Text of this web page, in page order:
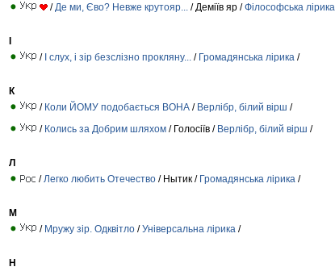
/ Де ми, Єво? Невже крутояр... / Деміїв яр /Філософська лірика
І
/ І слух, і зір безслізно прокляну... / Громадянська лірика /
К
/ Коли ЙОМУ подобається ВОНА / Верлібр, білий вірш /
/ Колись за Добрим шляхом / Голосіїв / Верлібр, білий вірш /
Л
/ Легко любить Отечество / Нытик / Громадянська лірика /
М
/ Мружу зір. Одквітло /Універсальна лірика /
Н